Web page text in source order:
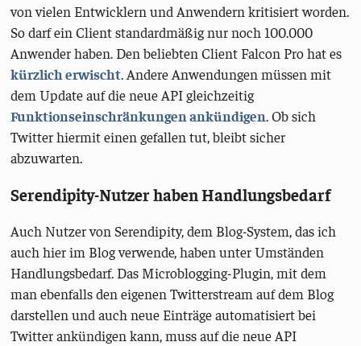
von vielen Entwicklern und Anwendern kritisiert worden.
So darf ein Client standardmäßig nur noch 100.000
Anwender haben. Den beliebten Client Falcon Pro hat es
kürzlich erwischt. Andere Anwendungen müssen mit
dem Update auf die neue API gleichzeitig
Funktionseinschränkungen ankündigen. Ob sich
Twitter hiermit einen gefallen tut, bleibt sicher
abzuwarten.
Serendipity-Nutzer haben Handlungsbedarf
Auch Nutzer von Serendipity, dem Blog-System, das ich
auch hier im Blog verwende, haben unter Umständen
Handlungsbedarf. Das Microblogging-Plugin, mit dem
man ebenfalls den eigenen Twitterstream auf dem Blog
darstellen und auch neue Einträge automatisiert bei
Twitter ankündigen kann, muss auf die neue API